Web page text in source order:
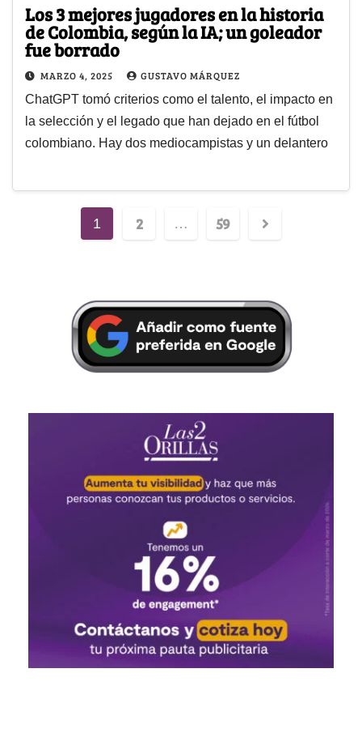
Los 3 mejores jugadores en la historia
de Colombia, según la IA; un goleador
fue borrado
MARZO 4, 2025 GUSTAVO MÁRQUEZ
ChatGPT tomó criterios como el talento, el impacto en
la selección y el legado que han dejado en el fútbol
colombiano. Hay dos mediocampistas y un delantero
1 2 … 59